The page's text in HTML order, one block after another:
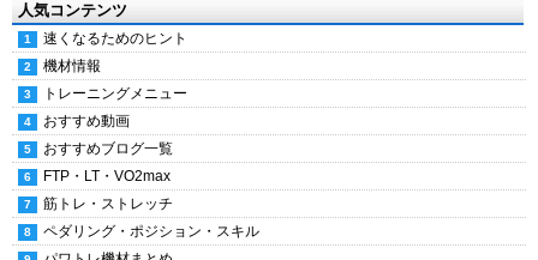
人気コンテンツ
速くなるためのヒント
機材情報
トレーニングメニュー
おすすめ動画
おすすめブログ一覧
FTP・LT・VO2max
筋トレ・ストレッチ
ペダリング・ポジション・スキル